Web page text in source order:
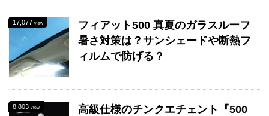
17,077 view
フィアット500 真夏のガラスルーフ
暑さ対策は？サンシェードや断熱フ
ィルムで防げる？
8,803 view
高級仕様のチンクエチェント『500